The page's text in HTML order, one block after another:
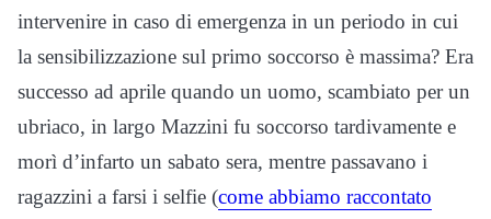
intervenire in caso di emergenza in un periodo in cui
la sensibilizzazione sul primo soccorso è massima? Era
successo ad aprile quando un uomo, scambiato per un
ubriaco, in largo Mazzini fu soccorso tardivamente e
morì d’infarto un sabato sera, mentre passavano i
ragazzini a farsi i selfie (come abbiamo raccontato